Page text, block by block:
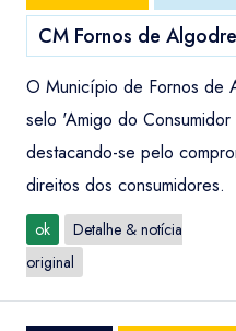
CM Fornos de
O Município de Fornos de
selo 'Amigo do
destacando-se pelo
direitos dos consumidores.
ok
Detalhe & notícia
original